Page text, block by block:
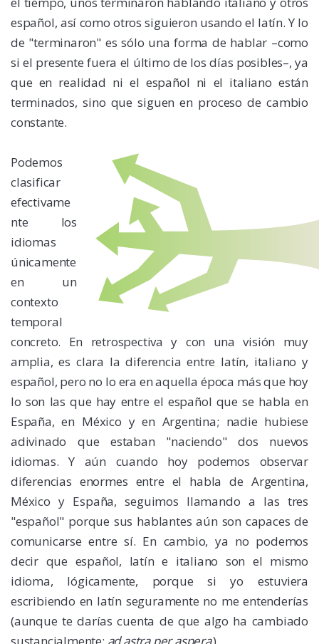
español, así como otros siguieron usando el latín. Y lo
de "terminaron" es sólo una forma de hablar –como
si el presente fuera el último de los días posibles–, ya
que en realidad ni el español ni el italiano están
terminados, sino que siguen en proceso de cambio
constante.
Podemos
clasificar
efectivame
nte los
idiomas
únicamente
en un
contexto
temporal
concreto. En retrospectiva y con una visión muy
amplia, es clara la diferencia entre latín, italiano y
español, pero no lo era en aquella época más que hoy
lo son las que hay entre el español que se habla en
España, en México y en Argentina; nadie hubiese
adivinado que estaban "naciendo" dos nuevos
idiomas. Y aún cuando hoy podemos observar
diferencias enormes entre el habla de Argentina,
México y España, seguimos llamando a las tres
"español" porque sus hablantes aún son capaces de
comunicarse entre sí. En cambio, ya no podemos
decir que español, latín e italiano son el mismo
idioma, lógicamente, porque si yo estuviera
escribiendo en latín seguramente no me entenderías
(aunque te darías cuenta de que algo ha cambiado